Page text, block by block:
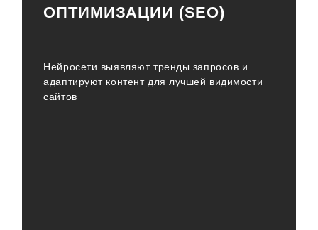
ОПТИМИЗАЦИИ (SEO)
Нейросети выявляют тренды запросов и
адаптируют контент для лучшей видимости
сайтов